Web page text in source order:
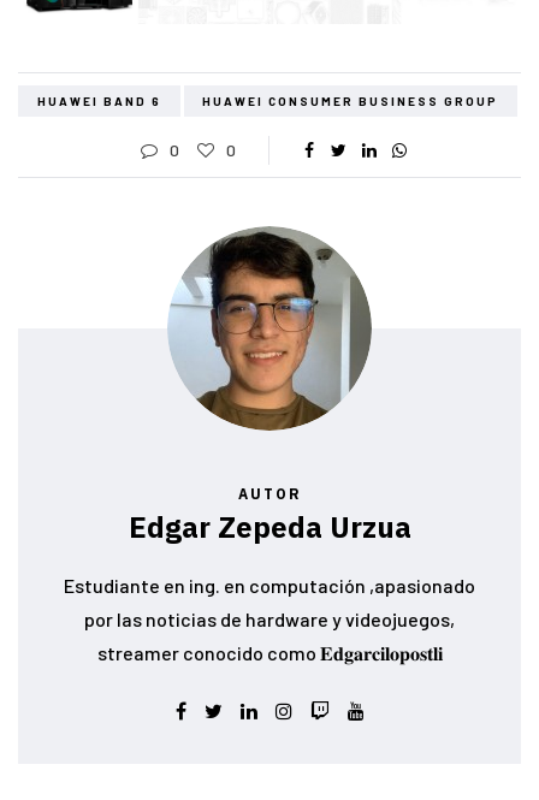
HUAWEI BAND 6 HUAWEI CONSUMER BUSINESS GROUP
0 0
AUTOR
Edgar Zepeda Urzua
Estudiante en ing. en computación ,apasionado
por las noticias de hardware y videojuegos,
streamer conocido como 𝐄𝐝𝐠𝐚𝐫𝐜𝐢𝐥𝐨𝐩𝐨𝐬𝐭𝐥𝐢